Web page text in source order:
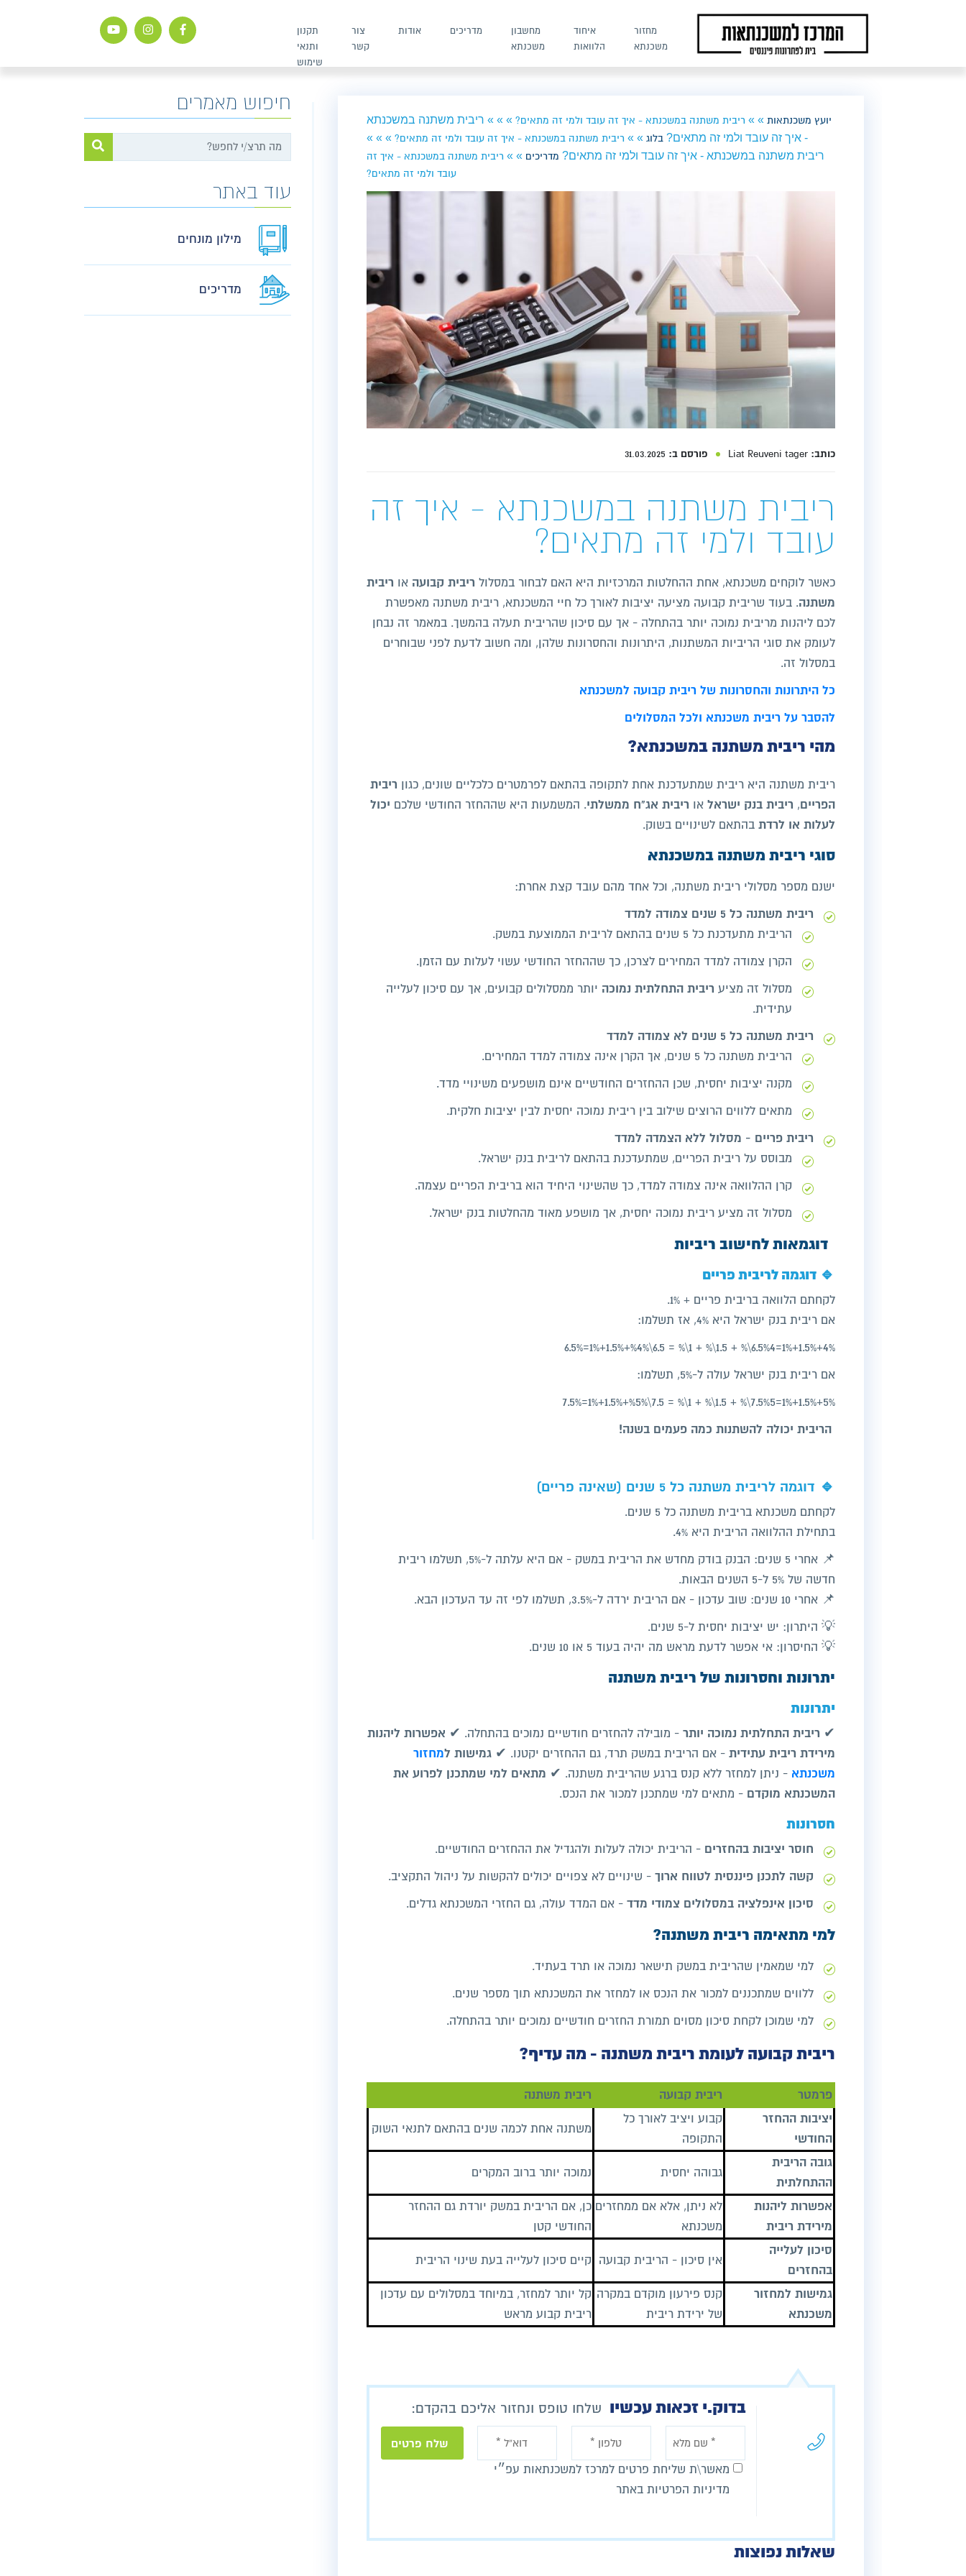
מחזור
משכנתא
איחוד
הלוואות
מחשבון
משכנתא
מדריכים אודות
צור
קשר
תקנון
ותנאי
שימוש
יועץ משכנתאות »
» ריבית משתנה במשכנתא - איך זה עובד ולמי זה מתאים? »
»
» ריבית משתנה במשכנתא
- איך זה עובד ולמי זה מתאים? בלוג »
» ריבית משתנה במשכנתא - איך זה עובד ולמי זה מתאים? »
»
»
ריבית משתנה במשכנתא - איך זה עובד ולמי זה מתאים? מדריכים »
» ריבית משתנה במשכנתא - איך זה
עובד ולמי זה מתאים?
כותב: פורסם ב:
ריבית משתנה במשכנתא - איך זה
עובד ולמי זה מתאים?
כאשר לוקחים משכנתא, אחת ההחלטות המרכזיות היא האם לבחור במסלול ריבית קבועה או ריבית
משתנה. בעוד שריבית קבועה מציעה יציבות לאורך כל חיי המשכנתא, ריבית משתנה מאפשרת
לכם ליהנות מריבית נמוכה יותר בהתחלה - אך עם סיכון שהריבית תעלה בהמשך. במאמר זה נבחן
לעומק את סוגי הריביות המשתנות, היתרונות והחסרונות שלהן, ומה חשוב לדעת לפני שבוחרים
במסלול זה.
כל היתרונות והחסרונות של ריבית קבועה למשכנתא
להסבר על ריבית משכנתא ולכל המסלולים
מהי ריבית משתנה במשכנתא?
ריבית משתנה היא ריבית שמתעדכנת אחת לתקופה בהתאם לפרמטרים כלכליים שונים, כגון ריבית
הפריים, ריבית בנק ישראל או ריבית אג"ח ממשלתי. המשמעות היא שההחזר החודשי שלכם יכול
לעלות או לרדת בהתאם לשינויים בשוק.
סוגי ריבית משתנה במשכנתא
ישנם מספר מסלולי ריבית משתנה, וכל אחד מהם עובד קצת אחרת:
ריבית משתנה כל 5 שנים צמודה למדד
הריבית מתעדכנת כל 5 שנים בהתאם לריבית הממוצעת במשק.
הקרן צמודה למדד המחירים לצרכן, כך שההחזר החודשי עשוי לעלות עם הזמן.
מסלול זה מציע ריבית התחלתית נמוכה יותר ממסלולים קבועים, אך עם סיכון לעלייה
עתידית.
ריבית משתנה כל 5 שנים לא צמודה למדד
הריבית משתנה כל 5 שנים, אך הקרן אינה צמודה למדד המחירים.
מקנה יציבות יחסית, שכן ההחזרים החודשיים אינם מושפעים משינויי מדד.
מתאים ללווים הרוצים שילוב בין ריבית נמוכה יחסית לבין יציבות חלקית.
ריבית פריים - מסלול ללא הצמדה למדד
מבוסס על ריבית הפריים, שמתעדכנת בהתאם לריבית בנק ישראל.
קרן ההלוואה אינה צמודה למדד, כך שהשינוי היחיד הוא בריבית הפריים עצמה.
מסלול זה מציע ריבית נמוכה יחסית, אך מושפע מאוד מהחלטות בנק ישראל.
דוגמאות לחישוב ריביות
🔹 דוגמה לריבית פריים
לקחתם הלוואה בריבית פריים + 1%.
אם ריבית בנק ישראל היא 4%, אז תשלמו:
4%+1.5%+1%=6.5%4\% + 1.5\% + 1\% = 6.5\%4%+1.5%+1%=6.5%
אם ריבית בנק ישראל עולה ל-5%, תשלמו:
5%+1.5%+1%=7.5%5\% + 1.5\% + 1\% = 7.5\%5%+1.5%+1%=7.5%
הריבית יכולה להשתנות כמה פעמים בשנה!
🔹 דוגמה לריבית משתנה כל 5 שנים (שאינה פריים)
לקחתם משכנתא בריבית משתנה כל 5 שנים.
בתחילת ההלוואה הריבית היא 4%.
📌 אחרי 5 שנים: הבנק בודק מחדש את הריבית במשק - אם היא עלתה ל-5%, תשלמו ריבית
חדשה של 5% ל-5 השנים הבאות.
📌 אחרי 10 שנים: שוב עדכון - אם הריבית ירדה ל-3.5%, תשלמו לפי זה עד העדכון הבא.
💡 היתרון: יש יציבות יחסית ל-5 שנים.
💡 החיסרון: אי אפשר לדעת מראש מה יהיה בעוד 5 או 10 שנים.
יתרונות וחסרונות של ריבית משתנה
יתרונות
✔ ריבית התחלתית נמוכה יותר - מובילה להחזרים חודשיים נמוכים בהתחלה. ✔ אפשרות ליהנות
מירידת ריבית עתידית - אם הריבית במשק תרד, גם ההחזרים יקטנו. ✔ גמישות למחזור
משכנתא - ניתן למחזר ללא קנס ברגע שהריבית משתנה. ✔ מתאים למי שמתכנן לפרוע את
המשכנתא מוקדם - מתאים למי שמתכנן למכור את הנכס.
חסרונות
חוסר יציבות בהחזרים - הריבית יכולה לעלות ולהגדיל את ההחזרים החודשיים.
קשה לתכנן פיננסית לטווח ארוך - שינויים לא צפויים יכולים להקשות על ניהול התקציב.
סיכון אינפלציה במסלולים צמודי מדד - אם המדד עולה, גם החזרי המשכנתא גדלים.
למי מתאימה ריבית משתנה?
למי שמאמין שהריבית במשק תישאר נמוכה או תרד בעתיד.
ללווים שמתכננים למכור את הנכס או למחזר את המשכנתא תוך מספר שנים.
למי שמוכן לקחת סיכון מסוים תמורת החזרים חודשיים נמוכים יותר בהתחלה.
ריבית קבועה לעומת ריבית משתנה - מה עדיף?
פרמטר ריבית קבועה
ריבית משתנה
יציבות ההחזר
החודשי
קבוע ויציב לאורך כל
התקופה
משתנה אחת לכמה שנים בהתאם לתנאי השוק
גובה הריבית
ההתחלתית
גבוהה יחסית נמוכה יותר ברוב המקרים
אפשרות ליהנות
מירידת ריבית
לא ניתן, אלא אם ממחזרים
משכנתא
כן, אם הריבית במשק יורדת גם ההחזר
החודשי קטן
סיכון לעלייה
בהחזרים
אין סיכון - הריבית קבועה קיים סיכון לעלייה בעת שינוי הריבית
גמישות למחזור
משכנתא
קנס פירעון מוקדם במקרה
של ירידת ריבית
קל יותר למחזר, במיוחד במסלולים עם עדכון
ריבית קבוע מראש
בדוק.י זכאות עכשיו שלחו טופס ונחזור אליכם בהקדם:
מאשר\ת שליחת פרטים למרכז למשכנתאות עפ״י
מדיניות הפרטיות באתר
שאלות נפוצות
חיפוש מאמרים
עוד באתר
מילון מונחים
מדריכים